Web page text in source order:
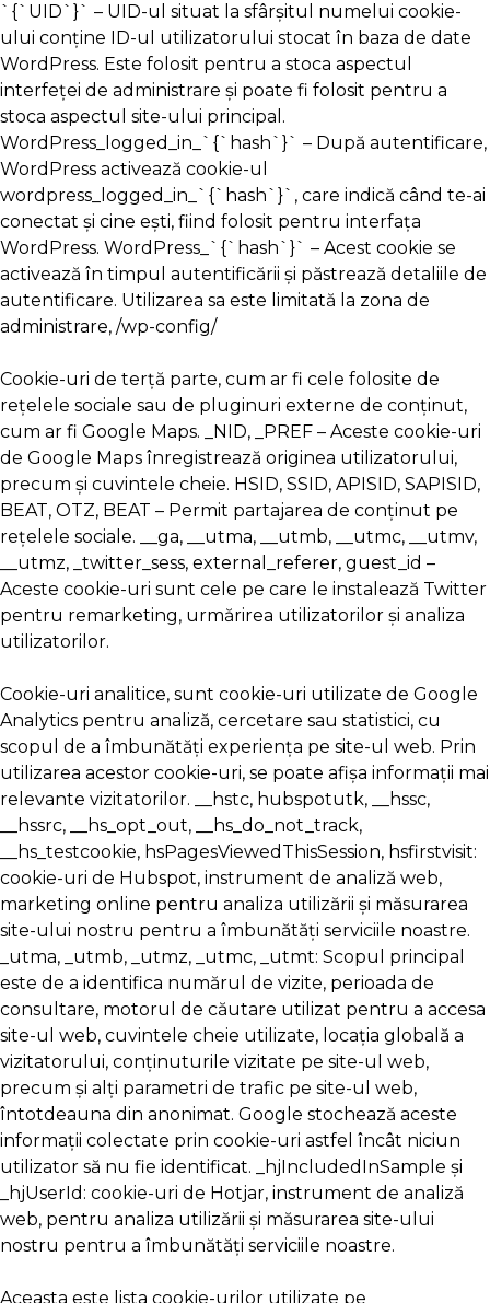
`{`UID`}` – UID-ul situat la sfârșitul numelui cookie-
ului conține ID-ul utilizatorului stocat în baza de date
WordPress. Este folosit pentru a stoca aspectul
interfeței de administrare și poate fi folosit pentru a
stoca aspectul site-ului principal.
WordPress_logged_in_`{`hash`}` – După autentificare,
WordPress activează cookie-ul
wordpress_logged_in_`{`hash`}`, care indică când te-ai
conectat și cine ești, fiind folosit pentru interfața
WordPress. WordPress_`{`hash`}` – Acest cookie se
activează în timpul autentificării și păstrează detaliile de
autentificare. Utilizarea sa este limitată la zona de
administrare, /wp-config/
Cookie-uri de terță parte, cum ar fi cele folosite de
rețelele sociale sau de pluginuri externe de conținut,
cum ar fi Google Maps. _NID, _PREF – Aceste cookie-uri
de Google Maps înregistrează originea utilizatorului,
precum și cuvintele cheie. HSID, SSID, APISID, SAPISID,
BEAT, OTZ, BEAT – Permit partajarea de conținut pe
rețelele sociale. __ga, __utma, __utmb, __utmc, __utmv,
__utmz, _twitter_sess, external_referer, guest_id –
Aceste cookie-uri sunt cele pe care le instalează Twitter
pentru remarketing, urmărirea utilizatorilor și analiza
utilizatorilor.
Cookie-uri analitice, sunt cookie-uri utilizate de Google
Analytics pentru analiză, cercetare sau statistici, cu
scopul de a îmbunătăți experiența pe site-ul web. Prin
utilizarea acestor cookie-uri, se poate afișa informații mai
relevante vizitatorilor. __hstc, hubspotutk, __hssc,
__hssrc, __hs_opt_out, __hs_do_not_track,
__hs_testcookie, hsPagesViewedThisSession, hsfirstvisit:
cookie-uri de Hubspot, instrument de analiză web,
marketing online pentru analiza utilizării și măsurarea
site-ului nostru pentru a îmbunătăți serviciile noastre.
_utma, _utmb, _utmz, _utmc, _utmt: Scopul principal
este de a identifica numărul de vizite, perioada de
consultare, motorul de căutare utilizat pentru a accesa
site-ul web, cuvintele cheie utilizate, locația globală a
vizitatorului, conținuturile vizitate pe site-ul web,
precum și alți parametri de trafic pe site-ul web,
întotdeauna din anonimat. Google stochează aceste
informații colectate prin cookie-uri astfel încât niciun
utilizator să nu fie identificat. _hjIncludedInSample și
_hjUserId: cookie-uri de Hotjar, instrument de analiză
web, pentru analiza utilizării și măsurarea site-ului
nostru pentru a îmbunătăți serviciile noastre.
Aceasta este lista cookie-urilor utilizate pe